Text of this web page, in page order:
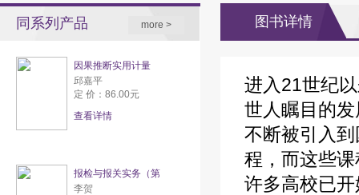
同系列产品 more >
因果推断实用计量
邱嘉平
定 价：86.00元
查看详情
报检与报关实务（第
李贺
图书详情
进入21世纪
世人瞩目的
不断被引入
程，而这些
许多高校已